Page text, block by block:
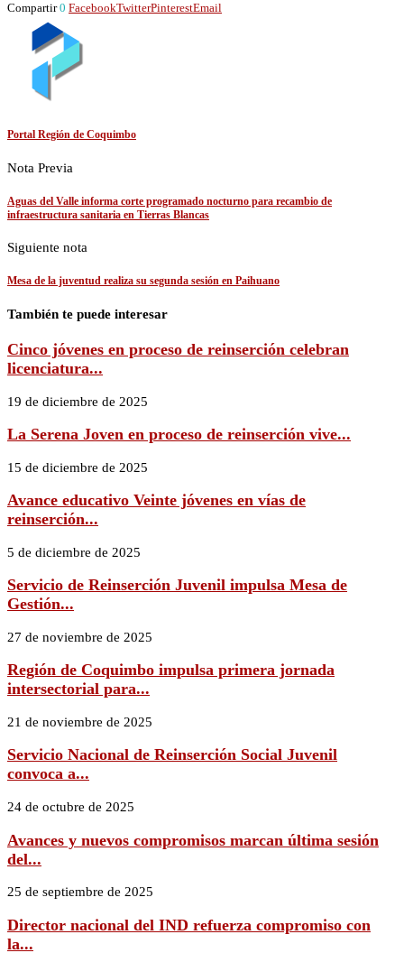
Compartir 0 FacebookTwitterPinterestEmail
Portal Región de Coquimbo
Nota Previa
Aguas del Valle informa corte programado nocturno para recambio de
infraestructura sanitaria en Tierras Blancas
Siguiente nota
Mesa de la juventud realiza su segunda sesión en Paihuano
También te puede interesar
Cinco jóvenes en proceso de reinserción celebran
licenciatura...
19 de diciembre de 2025
La Serena Joven en proceso de reinserción vive...
15 de diciembre de 2025
Avance educativo Veinte jóvenes en vías de
reinserción...
5 de diciembre de 2025
Servicio de Reinserción Juvenil impulsa Mesa de
Gestión...
27 de noviembre de 2025
Región de Coquimbo impulsa primera jornada
intersectorial para...
21 de noviembre de 2025
Servicio Nacional de Reinserción Social Juvenil
convoca a...
24 de octubre de 2025
Avances y nuevos compromisos marcan última sesión
del...
25 de septiembre de 2025
Director nacional del IND refuerza compromiso con
la...